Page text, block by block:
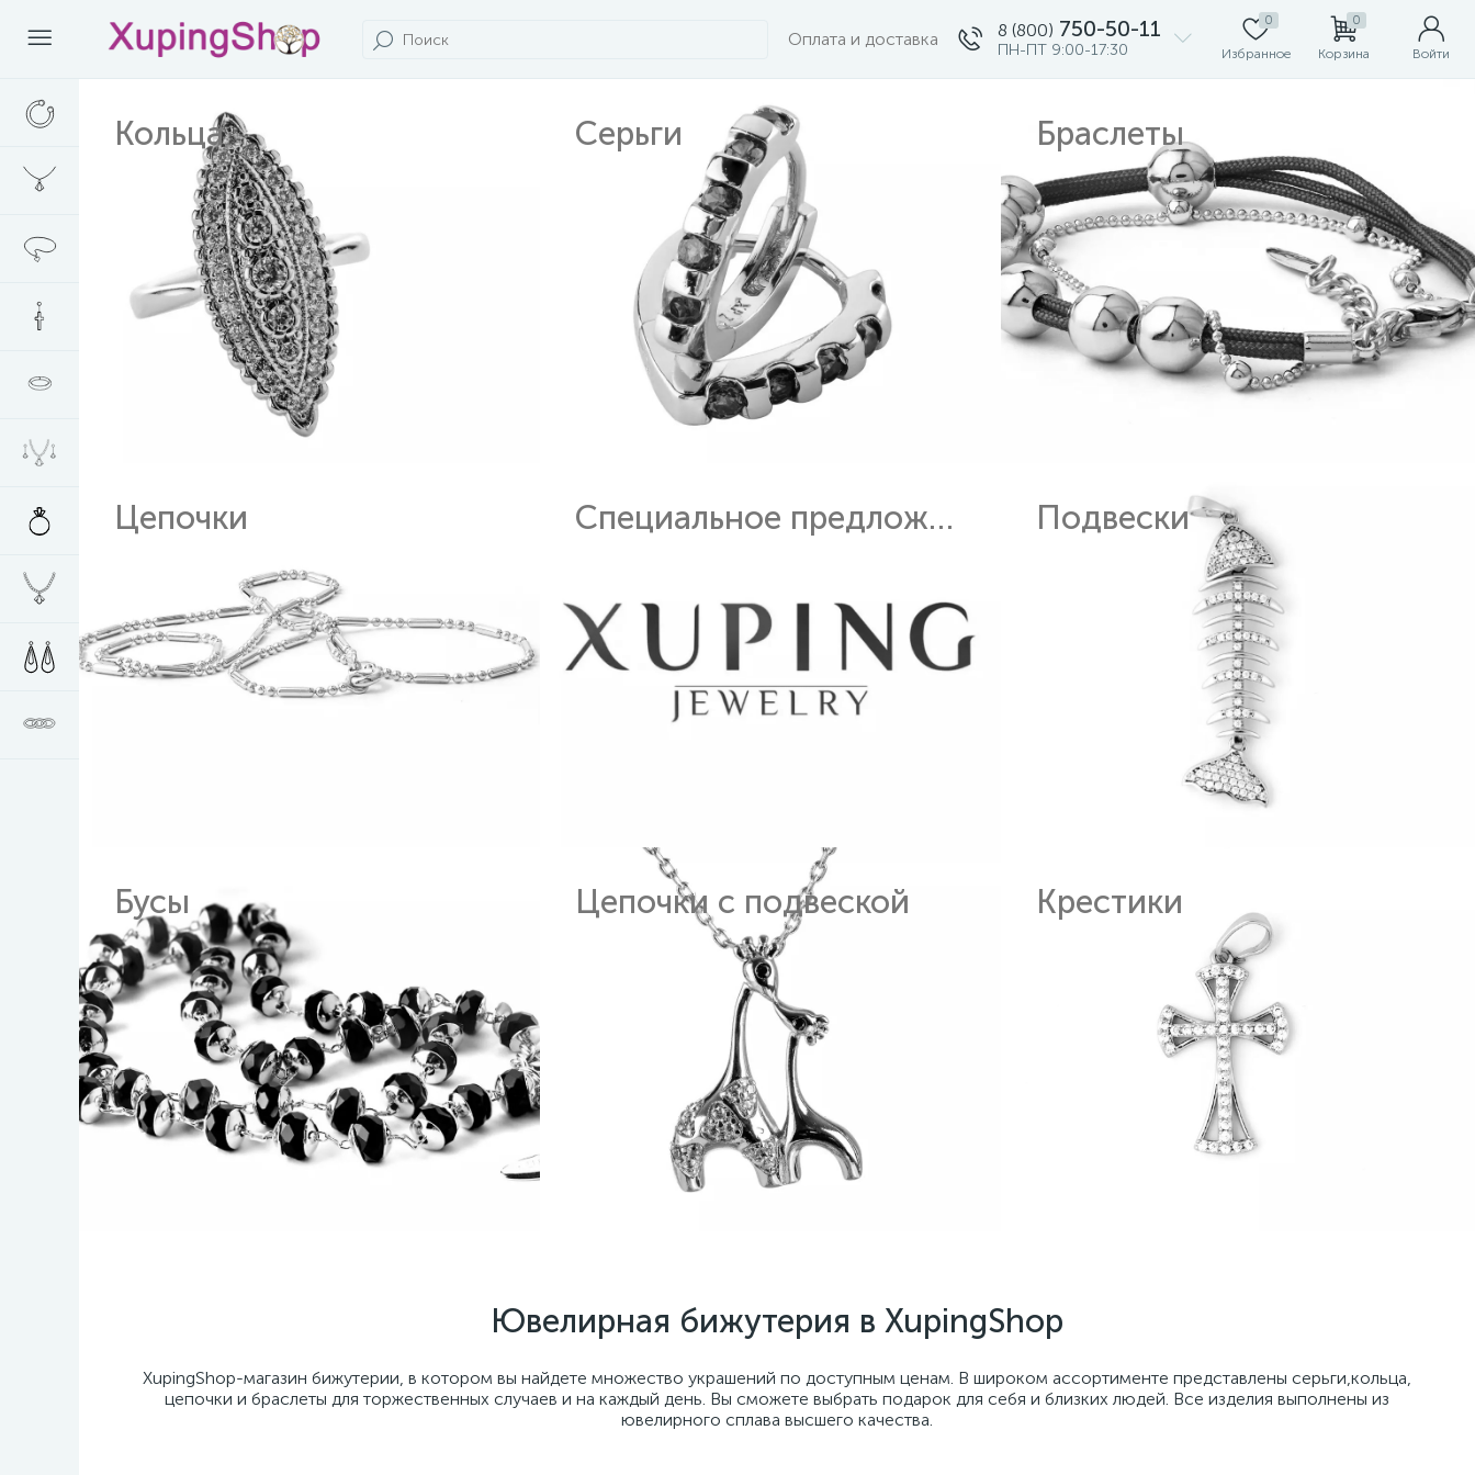
Оплата и доставка 8 (800) 750-50-11
ПН-ПТ 9:00-17:30
0
Избранное
0
Корзина Войти
Кольца Серьги Браслеты
Цепочки Специальное предложение Подвески
Бусы Цепочки с подвеской Крестики
Ювелирная бижутерия в XupingShop
XupingShop-магазин бижутерии, в котором вы найдете множество украшений по доступным ценам. В широком ассортименте представлены серьги,кольца,
цепочки и браслеты для торжественных случаев и на каждый день. Вы сможете выбрать подарок для себя и близких людей. Все изделия выполнены из
ювелирного сплава высшего качества.